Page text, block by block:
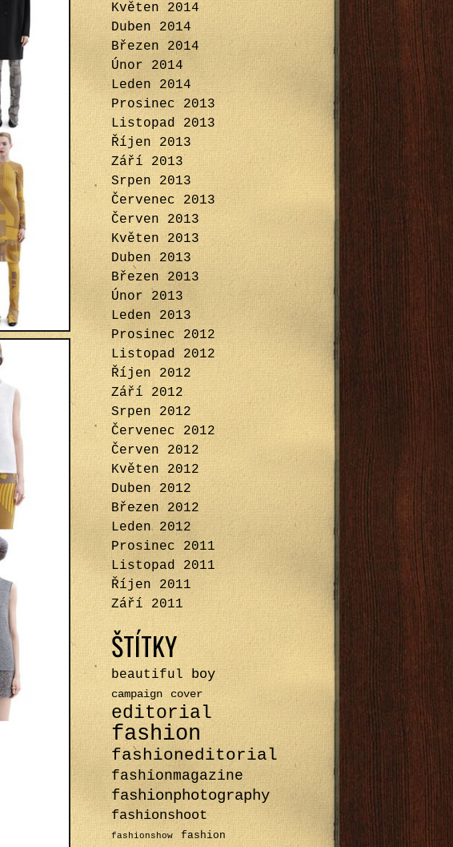
Květen 2014
Duben 2014
Březen 2014
Únor 2014
Leden 2014
Prosinec 2013
Listopad 2013
Říjen 2013
Září 2013
Srpen 2013
Červenec 2013
Červen 2013
Květen 2013
Duben 2013
Březen 2013
Únor 2013
Leden 2013
Prosinec 2012
Listopad 2012
Říjen 2012
Září 2012
Srpen 2012
Červenec 2012
Červen 2012
Květen 2012
Duben 2012
Březen 2012
Leden 2012
Prosinec 2011
Listopad 2011
Říjen 2011
Září 2011
ŠTÍTKY
beautiful boy
campaign cover
editorial
fashion
fashioneditorial
fashionmagazine
fashionphotography
fashionshoot
fashionshow
fashion